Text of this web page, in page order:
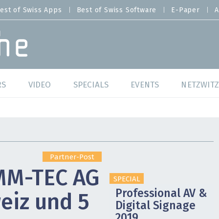
of Swiss Apps Best of Swiss Software E-Paper
Swiss Software
Hana
VIDEO SPECIALS
Cybersecurity
IT for Gov
Cloud & Managed Services
EVENTS
Partner-Post
TEC AG
und 5
SPECIAL
Professional AV &
Digital Signage